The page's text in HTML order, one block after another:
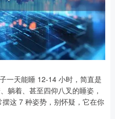
天能睡 12-14 小时，简直是
躺着、甚至四仰八叉的睡姿，
这 7 种姿势，别怀疑，它在你